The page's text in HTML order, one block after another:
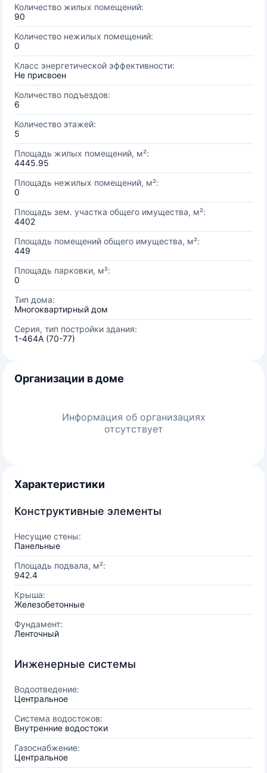
Количество жилых помещений:
90
Количество нежилых помещений:
0
Класс энергетической эффективности:
Не присвоен
Количество подъездов:
6
Количество этажей:
5
Площадь жилых помещений, м²:
4445.95
Площадь нежилых помещений, м²:
0
Площадь зем. участка общего имущества, м²:
4402
Площадь помещений общего имущества, м²:
449
Площадь парковки, м²:
0
Тип дома:
Многоквартирный дом
Серия, тип постройки здания:
1-464А (70-77)
Организации в доме
Информация об организациях
отсутствует
Характеристики
Конструктивные элементы
Несущие стены:
Панельные
Площадь подвала, м²:
942.4
Крыша:
Железобетонные
Фундамент:
Ленточный
Инженерные системы
Водоотведение:
Центральное
Система водостоков:
Внутренние водостоки
Газоснабжение:
Центральное